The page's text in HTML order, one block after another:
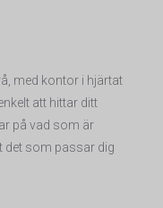
med kontor i hjärtat
att hittar ditt
på vad som är
det som passar dig